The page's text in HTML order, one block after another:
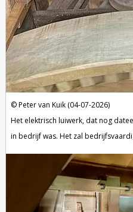
Peter van Kuik (04-07-2026)
Het elektrisch luiwerk, dat nog
in bedrijf was. Het zal